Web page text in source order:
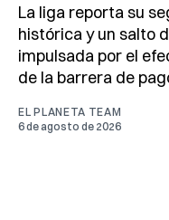
La liga reporta su
histórica y un salto
impulsada por el
de la barrera de
EL PLANETA TEAM
6 de agosto de 2026